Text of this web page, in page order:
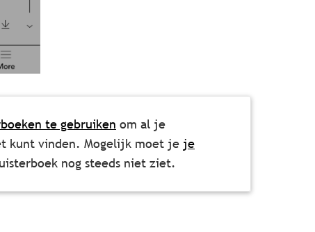
te gebruiken om al je
kunt vinden. Mogelijk moet je je
nog steeds niet ziet.